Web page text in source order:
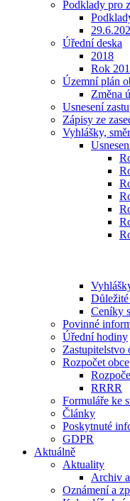
Podklady pro
Úřední deska
2018
Rok
Územní plán
Změna
Usnesení
Zápisy ze
Vyhlášky,
Ceníky
Povinné
Úřední hodiny
Zastupitelstvo
Rozpočet obce
RRRR
Formuláře ke
Články
Poskytnuté
GDPR
Aktuálně
Aktuality
Archiv
Oznámení a